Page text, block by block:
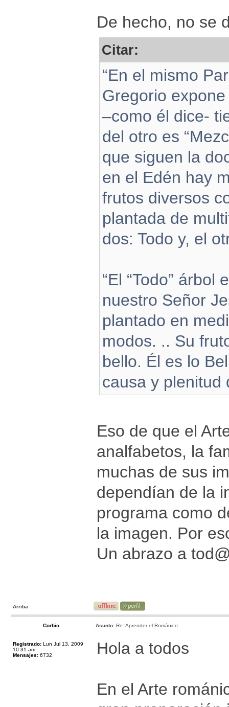
De hecho, no se
Citar:
“En el mismo
Gregorio
–como él dice-
del otro es
que siguen la
en el Edén hay
frutos diversos
plantada de
dos: Todo y, el
“El “Todo”
nuestro Señor
plantado en
modos. .. Su
bello. Él es lo
causa y plenitud
Eso de que el
analfabetos, la
muchas de sus
dependían de la
programa como
la imagen. Por
Un abrazo a
Arriba
Corbio Asunto: Re: Aprender el Románico
Registrado: Lun Jul 13, 2009
10:31 am
Mensajes: 6732 Hola a todos
En el Arte